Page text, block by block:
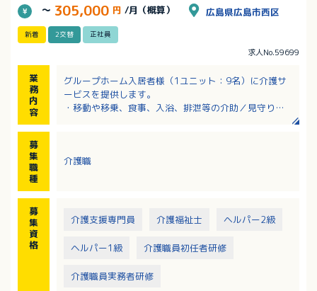
～ 305,000 円 /月（概算） 広島県広島市西区
新着 2交替 正社員
求人No.59699
業
務
内
容
グループホーム入居者様（1ユニット：9名）に介護サ
ービスを提供します。
・移動や移乗、食事、入浴、排泄等の介助／見守り
等）
募
集
職
種
介護職
募
集
資
格
介護支援専門員 介護福祉士 ヘルパー2級
ヘルパー1級 介護職員初任者研修
介護職員実務者研修